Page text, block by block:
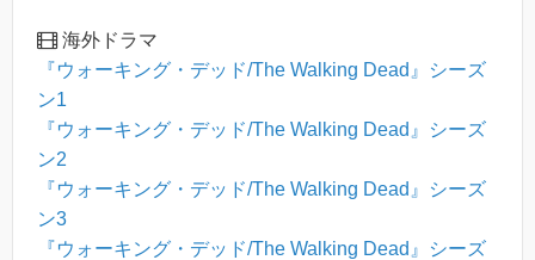
海外ドラマ
『ウォーキング・デッド/The Walking Dead』シーズ
ン1
『ウォーキング・デッド/The Walking Dead』シーズ
ン2
『ウォーキング・デッド/The Walking Dead』シーズ
ン3
『ウォーキング・デッド/The Walking Dead』シーズ